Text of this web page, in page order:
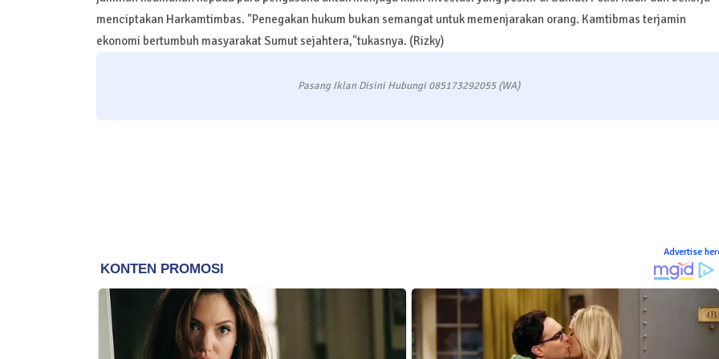
menciptakan Harkamtimbas. "Penegakan hukum bukan semangat untuk memenjarakan orang. Kamtibmas terjamin
ekonomi bertumbuh masyarakat Sumut sejahtera,"tukasnya. (Rizky)
Pasang Iklan Disini Hubungi 085173292055 (WA)
Advertise